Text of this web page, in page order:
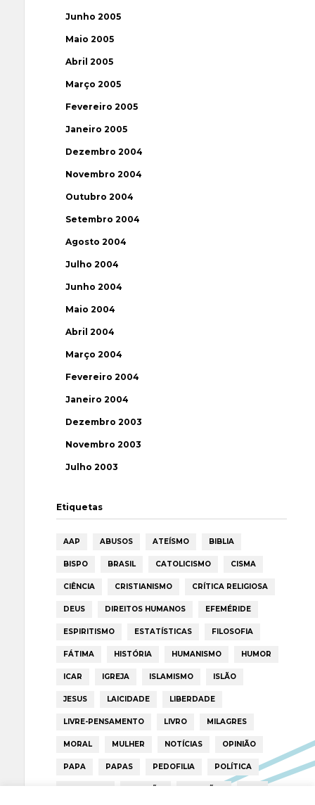
Junho 2005
Maio 2005
Abril 2005
Março 2005
Fevereiro 2005
Janeiro 2005
Dezembro 2004
Novembro 2004
Outubro 2004
Setembro 2004
Agosto 2004
Julho 2004
Junho 2004
Maio 2004
Abril 2004
Março 2004
Fevereiro 2004
Janeiro 2004
Dezembro 2003
Novembro 2003
Julho 2003
Etiquetas
AAP ABUSOS ATEÍSMO BIBLIA
BISPO BRASIL CATOLICISMO CISMA
CIÊNCIA CRISTIANISMO CRÍTICA RELIGIOSA
DEUS DIREITOS HUMANOS EFEMÉRIDE
ESPIRITISMO ESTATÍSTICAS FILOSOFIA
FÁTIMA HISTÓRIA HUMANISMO HUMOR
ICAR IGREJA ISLAMISMO ISLÃO
JESUS LAICIDADE LIBERDADE
LIVRE-PENSAMENTO LIVRO MILAGRES
MORAL MULHER NOTÍCIAS OPINIÃO
PAPA PAPAS PEDOFILIA POLÍTICA
PORTUGAL RELIGIÃO RELIGIÕES RTP